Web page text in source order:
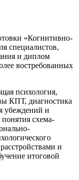
«Когнитивно-
специалистов,
и диплом
востребованных
психология,
КПТ, диагностика
убеждений и
схема-
и
итоговой